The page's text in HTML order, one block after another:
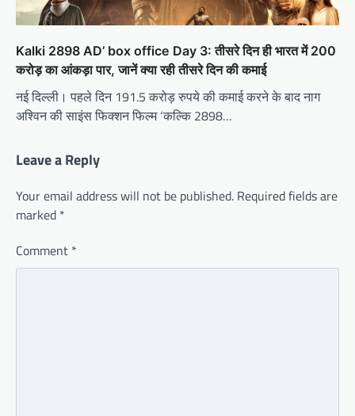
Kalki 2898 AD’ box office Day 3: तीसरे दिन ही भारत में 200
करोड़ का आंकड़ा पार, जानें क्या रही तीसरे दिन की कमाई
नई दिल्ली। पहले दिन 191.5 करोड़ रुपये की कमाई करने के बाद नाग
अश्विन की साइंस फिक्शन फिल्म ‘कल्कि 2898…
Leave a Reply
Your email address will not be published. Required fields are
marked *
Comment *